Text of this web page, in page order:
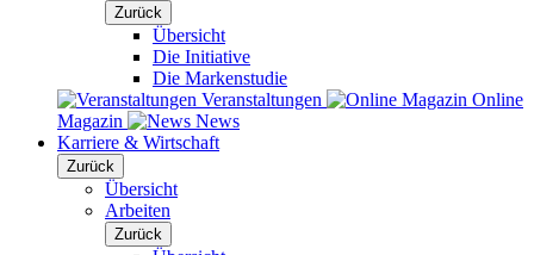
Zurück
Übersicht
Die Initiative
Die Markenstudie
Veranstaltungen
Online
Magazin
News
Karriere & Wirtschaft
Zurück
Übersicht
Arbeiten
Zurück